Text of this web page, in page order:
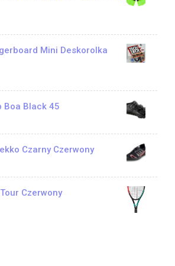
Mini Deskorolka
Boa Black 45
Czarny Czerwony
Czerwony